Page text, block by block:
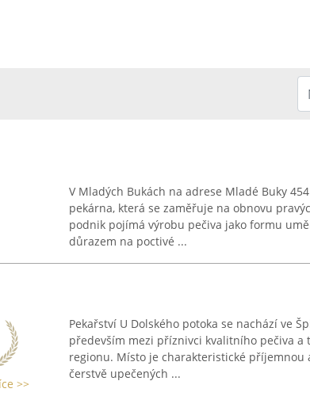
V Mladých Bukách na adrese Mladé Buky
pekárna, která se zaměřuje na obnovu
podnik pojímá výrobu pečiva jako formu
důrazem na poctivé ...
>>
Pekařství U Dolského potoka se nachází ve
především mezi příznivci kvalitního pečiva
regionu. Místo je charakteristické
čerstvě upečených ...